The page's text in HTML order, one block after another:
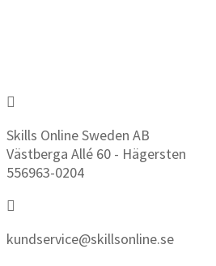
Skills Online Sweden AB
Västberga Allé 60 - Hägersten
556963-0204
kundservice@skillsonline.se